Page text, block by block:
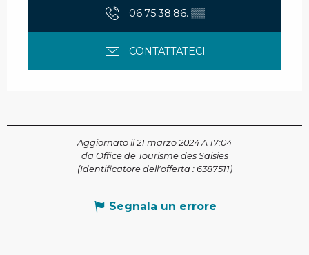
06.75.38.86. ▒▒
CONTATTATECI
Aggiornato il 21 marzo 2024 A 17:04
da Office de Tourisme des Saisies
(Identificatore dell'offerta : 6387511)
Segnala un errore